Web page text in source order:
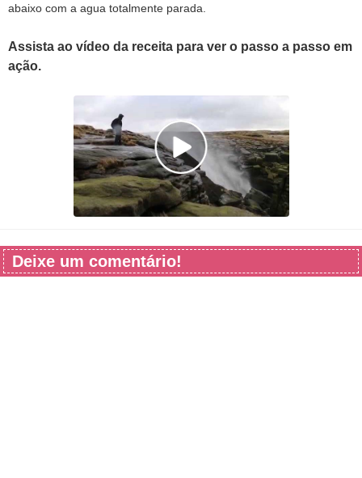
abaixo com a agua totalmente parada.
Assista ao vídeo da receita para ver o passo a passo em
ação.
Deixe um comentário!